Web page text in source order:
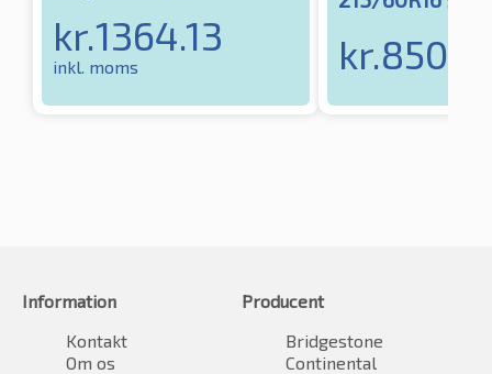
kr.1364.13
inkl. moms kr.
Information
Kontakt
Om os
Producent
Bridgestone
Continental